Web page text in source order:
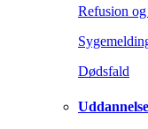
Refusion
Dødsfald
Uddannelse